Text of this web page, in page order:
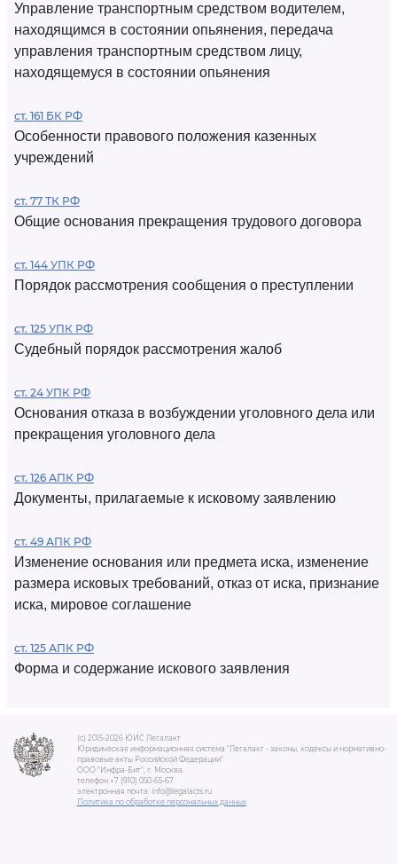
Управление транспортным средством водителем,
находящимся в состоянии опьянения, передача
управления транспортным средством лицу,
находящемуся в состоянии опьянения
ст. 161 БК РФ
Особенности правового положения казенных
учреждений
ст. 77 ТК РФ
Общие основания прекращения трудового договора
ст. 144 УПК РФ
Порядок рассмотрения сообщения о преступлении
ст. 125 УПК РФ
Судебный порядок рассмотрения жалоб
ст. 24 УПК РФ
Основания отказа в возбуждении уголовного дела или
прекращения уголовного дела
ст. 126 АПК РФ
Документы, прилагаемые к исковому заявлению
ст. 49 АПК РФ
Изменение основания или предмета иска, изменение
размера исковых требований, отказ от иска, признание
иска, мировое соглашение
ст. 125 АПК РФ
Форма и содержание искового заявления
(c) 2015-2026 ЮИС Легалакт
Юридическая информационная система "Легалакт - законы, кодексы и нормативно-
правовые акты Российской Федерации"
ООО "Инфра-Бит", г. Москва.
телефон +7 (910) 050-65-67
электронная почта: info@legalacts.ru
Политика по обработке персональных данных